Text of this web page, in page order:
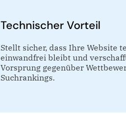
Technischer Vorteil
Stellt sicher, dass Ihre Website
einwandfrei bleibt und
Vorsprung gegenüber
Suchrankings.